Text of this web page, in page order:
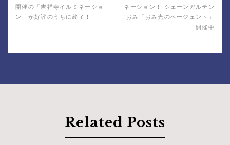
開催の「吉祥寺イルミネーショ
ン」が好評のうちに終了！
ネーション！ シェーンガルテン
おみ「おみ光のページェント」
開催中
Related Posts